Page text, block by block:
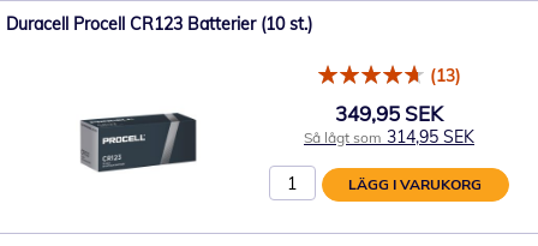
Duracell Procell CR123 Batterier (10 st.)
(13)
349,95 SEK
Så lågt som 314,95 SEK
LÄGG I VARUKORG